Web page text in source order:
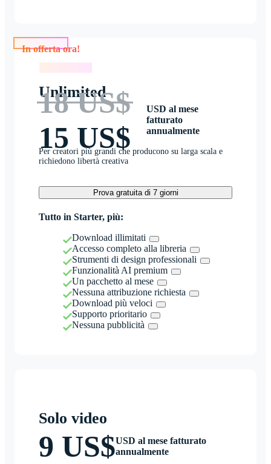
Unlimited
18 US$
15 US$
USD al mese
fatturato
annualmente
Per creatori più grandi che producono su larga scala e
richiedono libertà creativa
Prova gratuita di 7 giorni
Tutto in Starter, più:
Download illimitati
Accesso completo alla libreria
Strumenti di design professionali
Funzionalità AI premium
Un pacchetto al mese
Nessuna attribuzione richiesta
Download più veloci
Supporto prioritario
Nessuna pubblicità
Solo video
9 US$USD al mese fatturato
annualmente